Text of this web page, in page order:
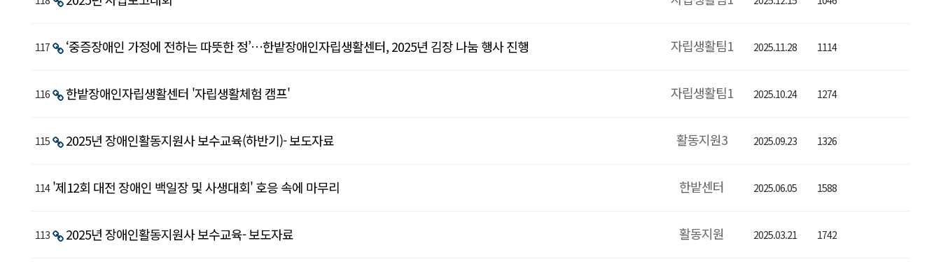
호,
목,
자,
성
117 ‘중증장애인 가정에 전하는 따뜻한 정’…한밭장애인자립생활센터, 2025년 김장 나눔 행사 진행 자립생활팀1 2025.11.28 1114
116 한밭장애인자립생활센터 '자립생활체험 캠프' 자립생활팀1 2025.10.24 1274
115 2025년 장애인활동지원사 보수교육(하반기)- 보도자료 활동지원3 2025.09.23 1326
114 '제12회 대전 장애인 백일장 및 사생대회' 호응 속에 마무리 한밭센터 2025.06.05 1588
113 2025년 장애인활동지원사 보수교육- 보도자료 활동지원 2025.03.21 1742